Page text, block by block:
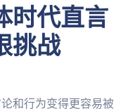
时代直言
挑战
和行为变得更容易被